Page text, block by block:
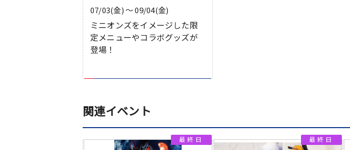
07/03(金) 〜 09/04(金)
ミニオンズをイメージした限
定メニューやコラボグッズが
登場！
関連イベント